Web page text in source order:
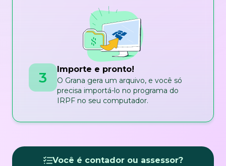
3 Importe e pronto!
O Grana gera um arquivo, e você só
precisa importá-lo no programa do
IRPF no seu computador.
Você é contador ou assessor?